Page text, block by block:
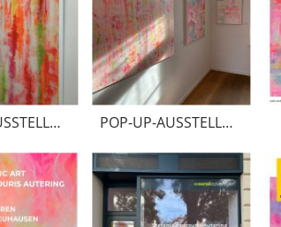
POP-UP-AUSSTELLUNG Okt.-Dez.2024 POP-UP-AUSSTELLUNG Okt.-Dez.2024